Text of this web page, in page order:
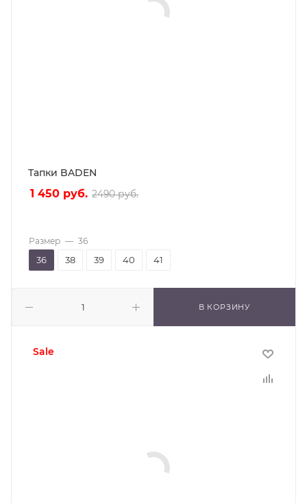
Тапки BADEN
1 450 руб. 2490руб.
В КОРЗИНУ
Размер — 36
36 38 39 40 41
sale